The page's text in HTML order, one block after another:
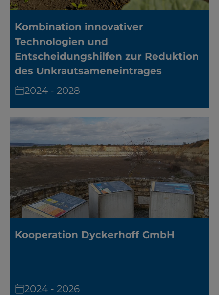
Kombination innovativer
Technologien und
Entscheidungshilfen zur Reduktion
des Unkrautsameneintrages
2024 - 2028
Kooperation Dyckerhoff GmbH
2024 - 2026